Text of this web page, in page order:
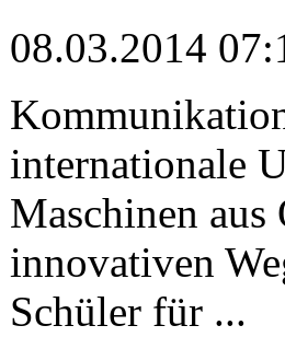
08.03.2014
internationale
Maschinen aus
innovativen
Schüler für ...